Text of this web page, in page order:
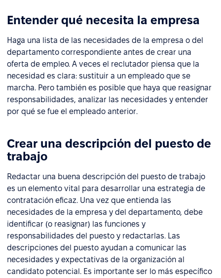
Entender qué necesita la empresa
Haga una lista de las necesidades de la empresa o del
departamento correspondiente antes de crear una
oferta de empleo. A veces el reclutador piensa que la
necesidad es clara: sustituir a un empleado que se
marcha. Pero también es posible que haya que reasignar
responsabilidades, analizar las necesidades y entender
por qué se fue el empleado anterior.
Crear una descripción del puesto de
trabajo
Redactar una buena descripción del puesto de trabajo
es un elemento vital para desarrollar una estrategia de
contratación eficaz. Una vez que entienda las
necesidades de la empresa y del departamento, debe
identificar (o reasignar) las funciones y
responsabilidades del puesto y redactarlas. Las
descripciones del puesto ayudan a comunicar las
necesidades y expectativas de la organización al
candidato potencial. Es importante ser lo más específico